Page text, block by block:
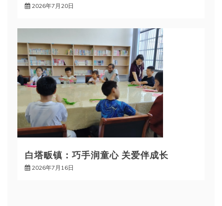
2026年7月20日
白塔畈镇：巧手润童心 关爱伴成长
2026年7月16日